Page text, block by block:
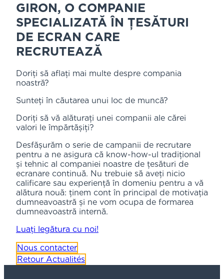
GIRON, O COMPANIE
SPECIALIZATĂ ÎN ȚESĂTURI
DE ECRAN CARE
RECRUTEAZĂ
Doriți să aflați mai multe despre compania
noastră?
Sunteți în căutarea unui loc de muncă?
Doriți să vă alăturați unei companii ale cărei
valori le împărtășiți?
Desfășurăm o serie de campanii de recrutare
pentru a ne asigura că know-how-ul tradițional
și tehnic al companiei noastre de țesături de
ecranare continuă. Nu trebuie să aveți nicio
calificare sau experiență în domeniu pentru a vă
alătura nouă: ținem cont în principal de motivația
dumneavoastră și ne vom ocupa de formarea
dumneavoastră internă.
Luați legătura cu noi!
Nous contacter
Retour Actualités